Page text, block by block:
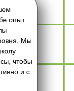
опыт
Мы
чтобы
и с